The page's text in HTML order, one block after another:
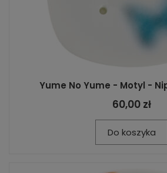
Yume No Yume - Motyl -
60,00 zł
Do koszyka